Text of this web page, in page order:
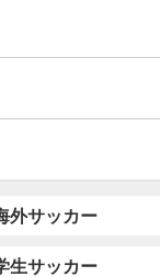
外サッカー
生サッカー